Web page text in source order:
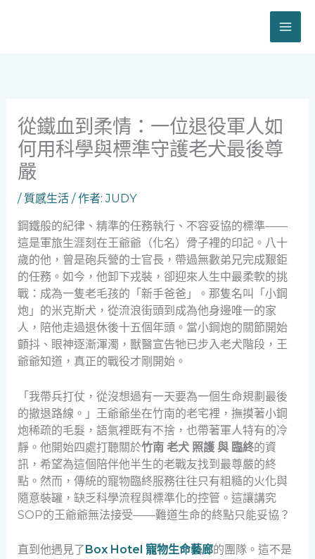
從鐵血到柔情：一位退役軍人如
何用科學與標準守護老犬最後尊
嚴
/ 質感生活/ 作者:JUDY
鋼鐵般的紀律、精準的任務執行、不容妥協的標準——
這是軍旅生涯刻在王爺爺（化名）骨子裡的印記。八十
歲的他，曾是砲兵營的士官長，帶過無數弟兄完成艱鉅
的任務。如今，他卸下戎裝，卻迎來人生中最柔軟的挑
戰：成為一隻老毛孩的「新手爸爸」。那隻名叫「小鋼
炮」的米克斯犬，從流浪街頭到成為他身邊唯一的家
人，陪他走過退休後十五個年頭。當小鋼炮的關節開始
顫抖、眼神逐漸渾濁，獸醫宣告牠已步入老犬階段，王
爺爺知道，真正的戰役才剛開始。
「我帶兵打仗，從沒想過有一天要為一個生命規劃最後
的撤退路線。」王爺爺坐在竹南的老宅裡，撫摸著小鋼
炮稀疏的毛髮，語氣裡既有不捨，也帶著軍人特有的冷
靜。他開始四處打聽關於竹南 老犬 照護 與 臨終的資
訊，希望為這個陪伴他半生的老戰友找到最尊嚴的終
點。然而，傳統的寵物臨終服務往往只有粗糙的火化與
隨意裝罐，缺乏科學流程與標準化的控管。這讓講究
SOP的王爺爺無法接受——難道生命的終點只能妥協？
直到他遇見了 Box Hotel 寵物生命藝廊的團隊。這不是